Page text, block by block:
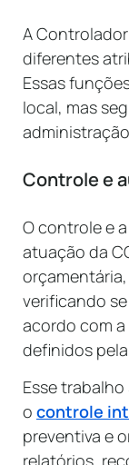
A
diferentes
Essas
local, mas
Controle e
O controle e
atuação da
verificando
acordo com
definidos
Esse
o controle
preventiva e